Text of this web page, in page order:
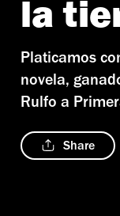
la
Platicamos
novela,
Rulfo a
Share